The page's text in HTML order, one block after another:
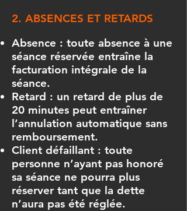
2. ABSENCES ET RETARDS
Absence : toute absence à une
séance réservée entraîne la
facturation intégrale de la
séance.
Retard : un retard de plus de
20 minutes peut entraîner
l’annulation automatique sans
remboursement.
Client défaillant : toute
personne n’ayant pas honoré
sa séance ne pourra plus
réserver tant que la dette
n’aura pas été réglée.